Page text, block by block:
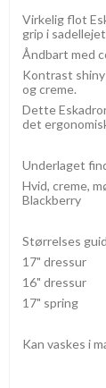
Virkelig flot
grip i
Åndbart med
Kontrast shiny
og creme.
Dette
det
Underlaget
Hvid, creme,
Blackberry
Størrelses
17" dressur
16" dressur
17" spring
Kan vaskes i